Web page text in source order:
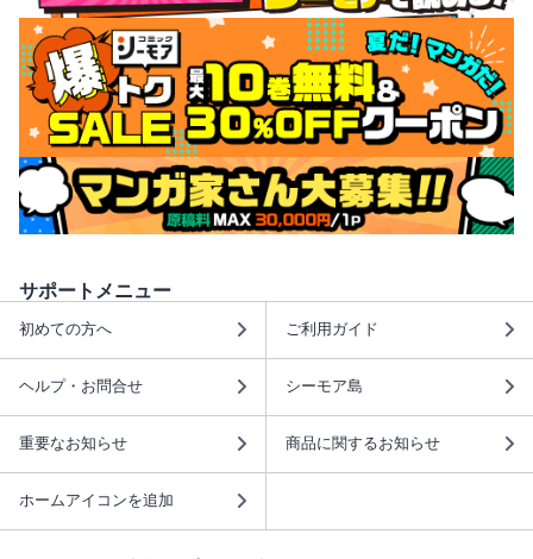
サポートメニュー
初めての方へ ご利用ガイド
ヘルプ・お問合せ シーモア島
重要なお知らせ 商品に関するお知らせ
ホームアイコンを追加